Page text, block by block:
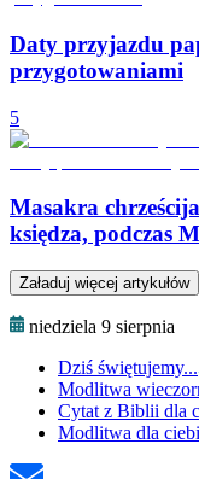
Daty przyjazdu
przygotowaniami
5
Masakra
księdza, podczas
Załaduj więcej artykułów
niedziela 9 sierpnia
Dziś świętujemy...
Modlitwa
Cytat z Biblii dla
Modlitwa dla